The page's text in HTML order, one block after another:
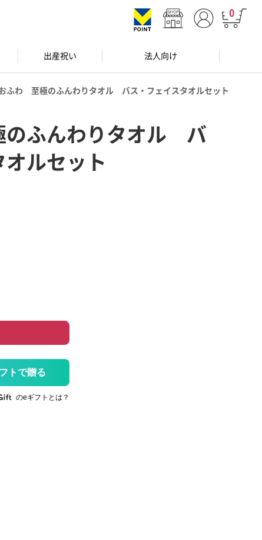
0
出産祝い 法人向け
ふわ 至極のふんわりタオル バス・フェイスタオルセット
ふんわりタオル バ
オルセット
トで贈る
のeギフトとは？